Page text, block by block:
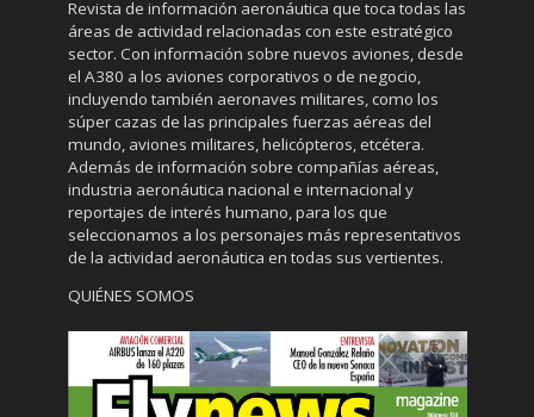
Revista de información aeronáutica que toca todas las
áreas de actividad relacionadas con este estratégico
sector. Con información sobre nuevos aviones, desde
el A380 a los aviones corporativos o de negocio,
incluyendo también aeronaves militares, como los
súper cazas de las principales fuerzas aéreas del
mundo, aviones militares, helicópteros, etcétera.
Además de información sobre compañías aéreas,
industria aeronáutica nacional e internacional y
reportajes de interés humano, para los que
seleccionamos a los personajes más representativos
de la actividad aeronáutica en todas sus vertientes.
QUIÉNES SOMOS